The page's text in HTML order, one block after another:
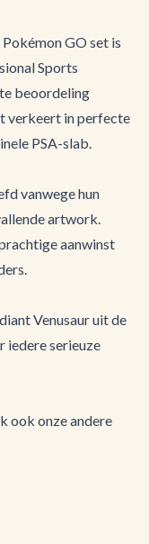
GO set is
Sports
beoordeling
verkeert in perfecte
PSA-slab.
vanwege hun
artwork.
aanwinst
Venusaur uit de
iedere serieuze
ook onze andere